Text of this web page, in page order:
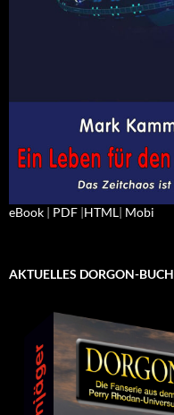
eBook | PDF |HTML| Mobi
AKTUELLES DORGON-BUCH